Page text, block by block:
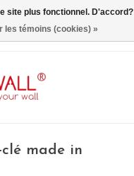
clé made in
site plus fonctionnel. D'accord?
les témoins (cookies) »